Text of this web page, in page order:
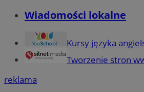
Wiadomości lokalne
Kursy języka
Tworzenie stron
reklama